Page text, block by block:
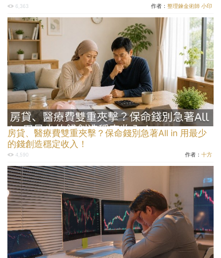
6,363 作者： 整理鍊金術師 小印
房貸、醫療費雙重夾擊？保命錢別急著All in 用最少
的錢創造穩定收入！
4,590 作者： 十方